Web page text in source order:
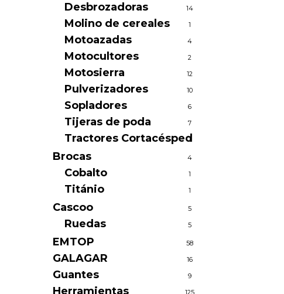
Desbrozadoras 14
Molino de cereales 1
Motoazadas 4
Motocultores 2
Motosierra 12
Pulverizadores 10
Sopladores 6
Tijeras de poda 7
Tractores Cortacésped1
Brocas 4
Cobalto 1
Titánio 1
Cascoo 5
Ruedas 5
EMTOP 58
GALAGAR 16
Guantes 9
Herramientas
125